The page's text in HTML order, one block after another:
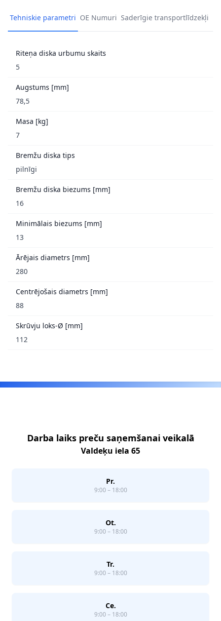
Tehniskie parametri OE Numuri Saderīgie transportlīdzekļi
Riteņa diska urbumu skaits
5
Augstums [mm]
78,5
Masa [kg]
7
Bremžu diska tips
pilnīgi
Bremžu diska biezums [mm]
16
Minimālais biezums [mm]
13
Ārējais diametrs [mm]
280
Centrējošais diametrs [mm]
88
Skrūvju loks-Ø [mm]
112
Darba laiks preču saņemšanai veikalā
Valdeķu iela 65
Pr.
9:00 – 18:00
Ot.
9:00 – 18:00
Tr.
9:00 – 18:00
Ce.
9:00 – 18:00